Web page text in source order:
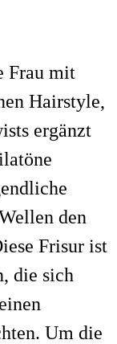
Frau mit
Hairstyle,
ergänzt
den
Frisur ist
die sich
Um die